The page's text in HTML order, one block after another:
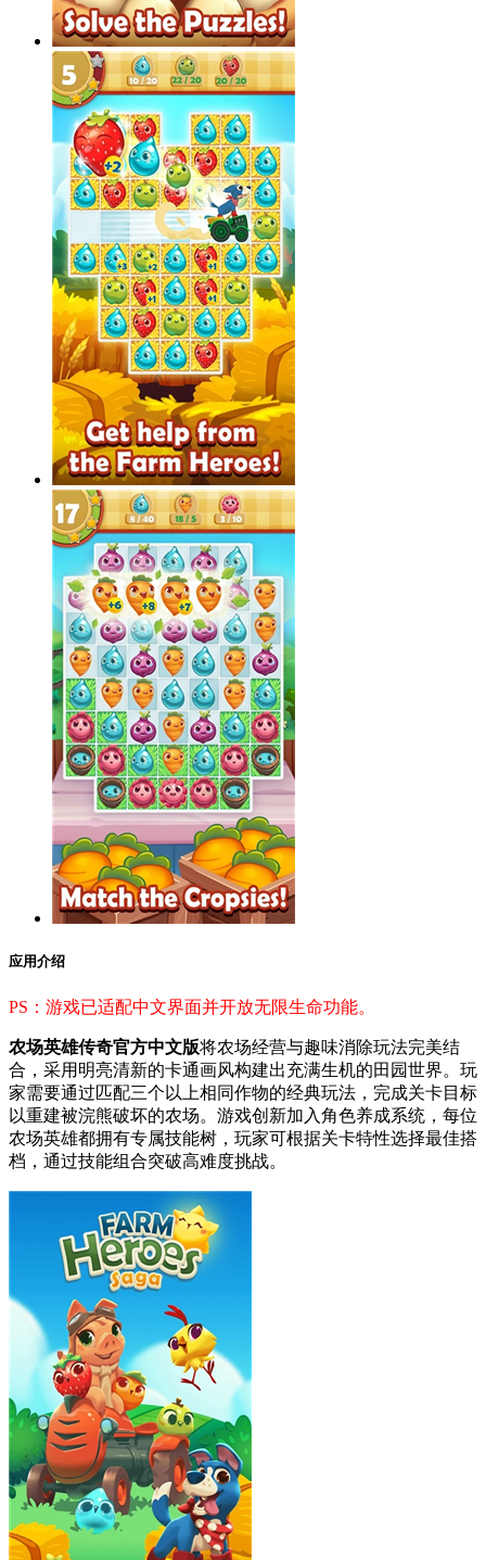
应用介绍
PS：游戏已适配中文界面并开放无限生命功能。
农场英雄传奇官方中文版将农场经营与趣味消除玩法完美结
合，采用明亮清新的卡通画风构建出充满生机的田园世界。玩
家需要通过匹配三个以上相同作物的经典玩法，完成关卡目标
以重建被浣熊破坏的农场。游戏创新加入角色养成系统，每位
农场英雄都拥有专属技能树，玩家可根据关卡特性选择最佳搭
档，通过技能组合突破高难度挑战。